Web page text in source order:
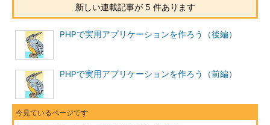
新しい連載記事が 5 件あります
PHPで実用アプリケーションを作ろう（後編）
PHPで実用アプリケーションを作ろう（前編）